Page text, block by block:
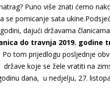
Puno više znati ćemo
se pomicanje sata
dajući državama
do travnja 2019.
Po tom prijedlogu posljednje
države koje se žele vratiti na
dana, u nedjelju, 27.